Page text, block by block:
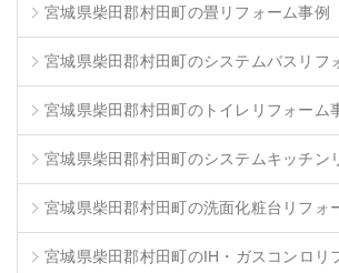
宮城県柴田郡村田町の畳リフォーム事例
宮城県柴田郡村田町のシステムバスリフ
宮城県柴田郡村田町のトイレリフォーム
宮城県柴田郡村田町のシステムキッチン
宮城県柴田郡村田町の洗面化粧台リフォ
宮城県柴田郡村田町のIH・ガスコンロリ